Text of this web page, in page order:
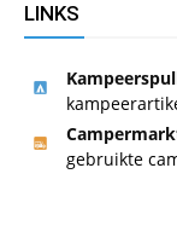
LINKS
gebruikte